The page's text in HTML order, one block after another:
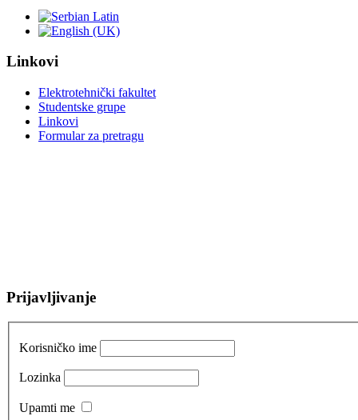
Linkovi
Elektrotehnički fakultet
Studentske grupe
Linkovi
Formular za pretragu
Prijavljivanje
Korisničko ime
Lozinka
Upamti me